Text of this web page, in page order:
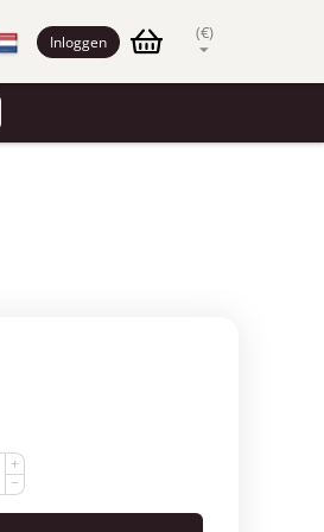
Inloggen (€)
+
−